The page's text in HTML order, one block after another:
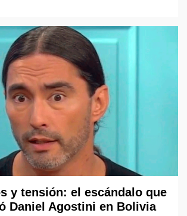
y tensión: el escándalo que
Daniel Agostini en Bolivia